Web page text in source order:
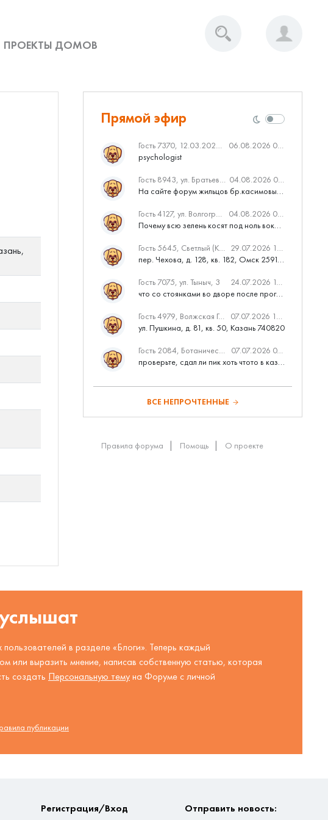
ПРОЕКТЫ ДОМОВ
Прямой эфир
Гость 7370, 12.03.2020 Вебинар от Нмаркет.ПРО: «Актуальное об ипотеке: что нужно знать»
06.08.2026 04:00
psychologist
Гость 8943, ул. Братьев Касимовых, 62 04.08.2026 08:34
На сайте форум жильцов бр.касимовых 62у дома растут красивые...
Гость 4127, ул. Волгоградская, 41 04.08.2026 04:46
Почему всю зелень косят под ноль вокруг дома,в полисадниках....
Гость 5645, Светлый (Куюки) 29.07.2026 10:31
пер. Чехова, д. 128, кв. 182, Омск 259145
Гость 7075, ул. Тыныч, 3 24.07.2026 14:01
что со стоянками во дворе после программы наш двор
Гость 4979, Волжская Гавань
07.07.2026 10:53
ул. Пушкина, д. 81, кв. 50, Казань 740820
Гость 2084, Ботаническая 3 (ПИК, бизнес-класс) 07.07.2026 07:28
проверьте, сдал ли пик хоть чтото в казани вовремя?
ВСЕ НЕПРОЧТЕННЫЕ
Правила форума Помощь О проекте
в разделе «Блоги». Теперь каждый
или выразить мнение, написав собственную статью, которая
создать Персональную тему на Форуме с личной
публикации
Регистрация/Вход Отправить новость: